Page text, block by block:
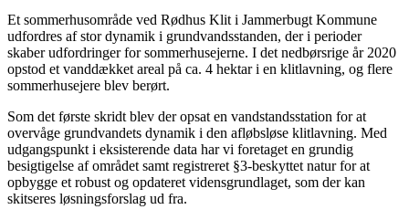
Et sommerhusområde ved Rødhus Klit i Jammerbugt Kommune
udfordres af stor dynamik i grundvandsstanden, der i perioder
skaber udfordringer for sommerhusejerne. I det nedbørsrige år 2020
opstod et vanddækket areal på ca. 4 hektar i en klitlavning, og flere
sommerhusejere blev berørt.
Som det første skridt blev der opsat en vandstandsstation for at
overvåge grundvandets dynamik i den afløbsløse klitlavning. Med
udgangspunkt i eksisterende data har vi foretaget en grundig
besigtigelse af området samt registreret §3-beskyttet natur for at
opbygge et robust og opdateret vidensgrundlaget, som der kan
skitseres løsningsforslag ud fra.